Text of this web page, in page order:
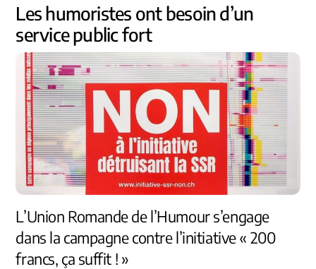
Les humoristes ont besoin d’un
service public fort
L’Union Romande de l’Humour s’engage
dans la campagne contre l’initiative « 200
francs, ça suffit ! »